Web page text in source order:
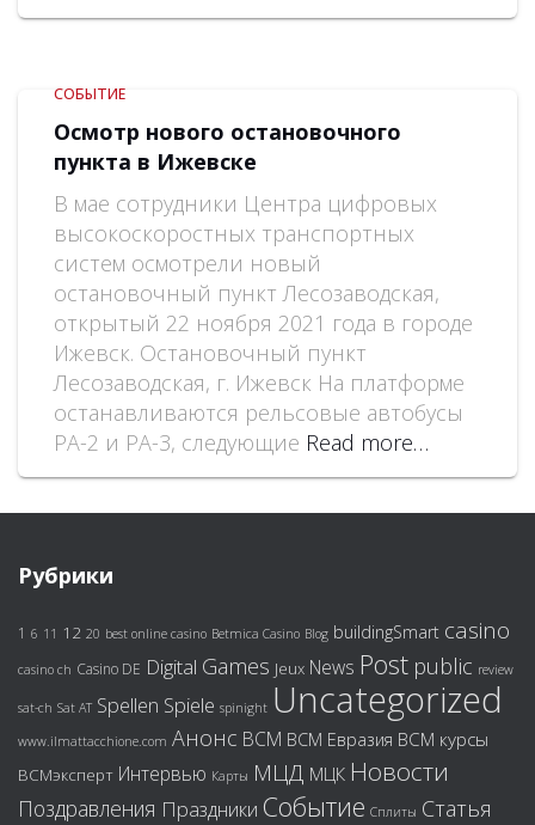
СОБЫТИЕ
Осмотр нового остановочного
пункта в Ижевске
В мае сотрудники Центра цифровых
высокоскоростных транспортных
систем осмотрели новый
остановочный пункт Лесозаводская,
открытый 22 ноября 2021 года в городе
Ижевск. Остановочный пункт
Лесозаводская, г. Ижевск На платформе
останавливаются рельсовые автобусы
РА-2 и РА-3, следующие Read more…
Рубрики
1 6 11 12 20 best online casino Betmica Casino Blog buildingSmart casino
casino ch Casino DE Digital Games Jeux News Post public review
sat-ch Sat AT Spellen Spiele spinight Uncategorized
www.ilmattacchione.com Анонс ВСМ ВСМ Евразия ВСМ курсы
ВСМэксперт Интервью Карты МЦД МЦК Новости
Поздравления Праздники Событие Сплиты Статья